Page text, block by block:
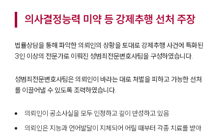
의사결정능력 미약 등 강제추행 선처 주장
법률상담을 통해 파악한 의뢰인의 상황을 토대로 강제추행 사건에 특화된
3인 이상의 전문가로 이뤄진 성범죄전문변호사팀을 구성하였습니다.
성범죄전문변호사팀은 의뢰인이 바라는 대로 처벌을 피하고 가능한 선처
를 이끌어낼 수 있도록 조력하였습니다.
의뢰인이 공소사실을 모두 인정하고 깊이 반성하고 있음
의뢰인은 지능과 언어발달이 지체되어 어릴 때부터 각종 치료를 받아